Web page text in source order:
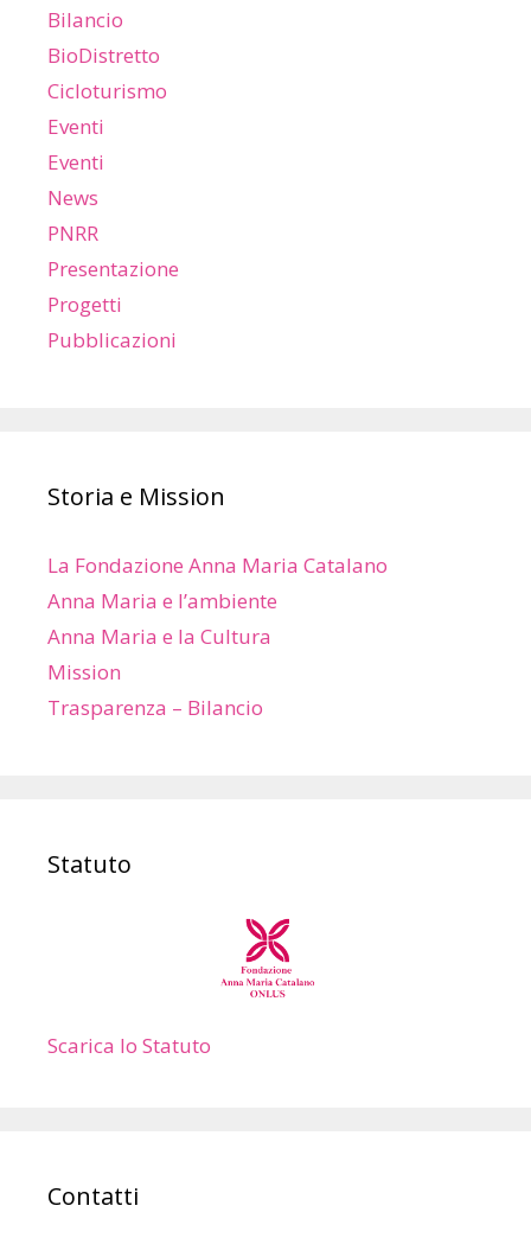
Bilancio
BioDistretto
Cicloturismo
Eventi
Eventi
News
PNRR
Presentazione
Progetti
Pubblicazioni
Storia e Mission
La Fondazione Anna Maria Catalano
Anna Maria e l’ambiente
Anna Maria e la Cultura
Mission
Trasparenza – Bilancio
Statuto
Scarica lo Statuto
Contatti